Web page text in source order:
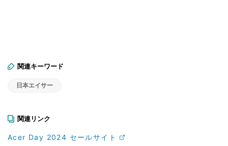
関連キーワード
日本エイサー
関連リンク
Acer Day 2024 セールサイト